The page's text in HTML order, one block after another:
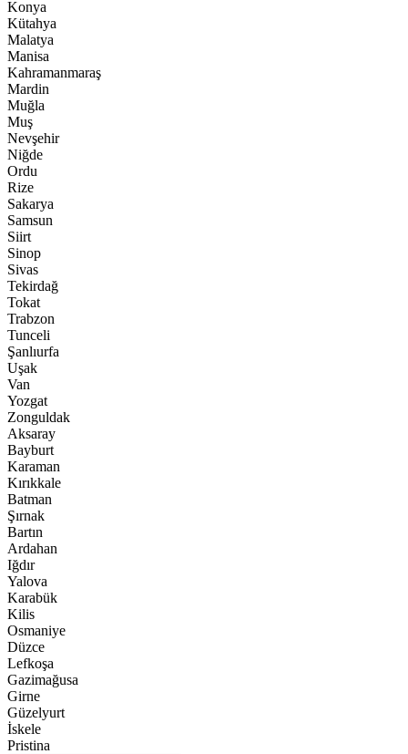
Konya
Kütahya
Malatya
Manisa
Kahramanmaraş
Mardin
Muğla
Muş
Nevşehir
Niğde
Ordu
Rize
Sakarya
Samsun
Siirt
Sinop
Sivas
Tekirdağ
Tokat
Trabzon
Tunceli
Şanlıurfa
Uşak
Van
Yozgat
Zonguldak
Aksaray
Bayburt
Karaman
Kırıkkale
Batman
Şırnak
Bartın
Ardahan
Iğdır
Yalova
Karabük
Kilis
Osmaniye
Düzce
Lefkoşa
Gazimağusa
Girne
Güzelyurt
İskele
Pristina